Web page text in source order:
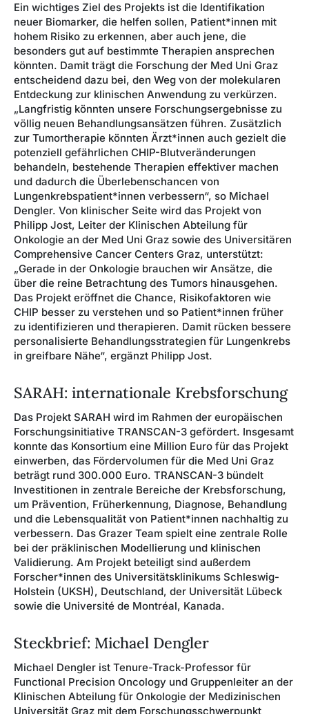
Ein wichtiges Ziel des Projekts ist die Identifikation
neuer Biomarker, die helfen sollen, Patient*innen mit
hohem Risiko zu erkennen, aber auch jene, die
besonders gut auf bestimmte Therapien ansprechen
könnten. Damit trägt die Forschung der Med Uni Graz
entscheidend dazu bei, den Weg von der molekularen
Entdeckung zur klinischen Anwendung zu verkürzen.
„Langfristig könnten unsere Forschungsergebnisse zu
völlig neuen Behandlungsansätzen führen. Zusätzlich
zur Tumortherapie könnten Ärzt*innen auch gezielt die
potenziell gefährlichen CHIP-Blutveränderungen
behandeln, bestehende Therapien effektiver machen
und dadurch die Überlebenschancen von
Lungenkrebspatient*innen verbessern“, so Michael
Dengler. Von klinischer Seite wird das Projekt von
Philipp Jost, Leiter der Klinischen Abteilung für
Onkologie an der Med Uni Graz sowie des Universitären
Comprehensive Cancer Centers Graz, unterstützt:
„Gerade in der Onkologie brauchen wir Ansätze, die
über die reine Betrachtung des Tumors hinausgehen.
Das Projekt eröffnet die Chance, Risikofaktoren wie
CHIP besser zu verstehen und so Patient*innen früher
zu identifizieren und therapieren. Damit rücken bessere
personalisierte Behandlungsstrategien für Lungenkrebs
in greifbare Nähe“, ergänzt Philipp Jost.
SARAH: internationale Krebsforschung
Das Projekt SARAH wird im Rahmen der europäischen
Forschungsinitiative TRANSCAN-3 gefördert. Insgesamt
konnte das Konsortium eine Million Euro für das Projekt
einwerben, das Fördervolumen für die Med Uni Graz
beträgt rund 300.000 Euro. TRANSCAN-3 bündelt
Investitionen in zentrale Bereiche der Krebsforschung,
um Prävention, Früherkennung, Diagnose, Behandlung
und die Lebensqualität von Patient*innen nachhaltig zu
verbessern. Das Grazer Team spielt eine zentrale Rolle
bei der präklinischen Modellierung und klinischen
Validierung. Am Projekt beteiligt sind außerdem
Forscher*innen des Universitätsklinikums Schleswig-
Holstein (UKSH), Deutschland, der Universität Lübeck
sowie die Université de Montréal, Kanada.
Steckbrief: Michael Dengler
Michael Dengler ist Tenure-Track-Professor für
Functional Precision Oncology und Gruppenleiter an der
Klinischen Abteilung für Onkologie der Medizinischen
Universität Graz mit dem Forschungsschwerpunkt